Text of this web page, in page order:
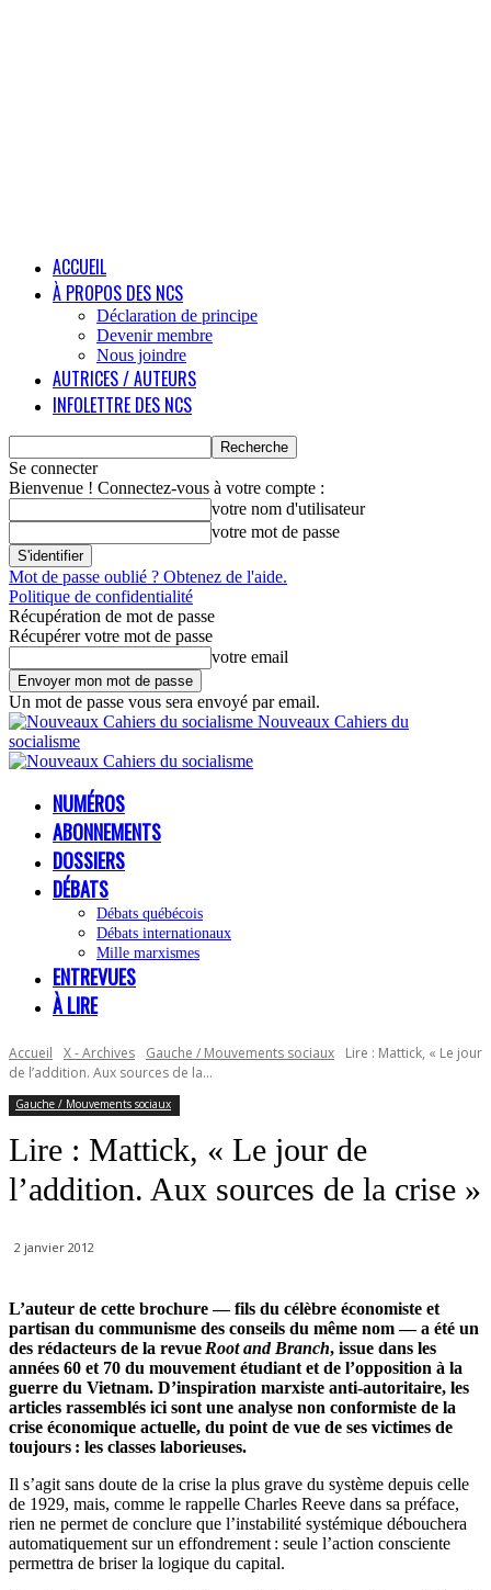
ACCUEIL
À PROPOS DES NCS
Déclaration de principe
Devenir membre
Nous joindre
AUTRICES / AUTEURS
INFOLETTRE DES NCS
Se connecter
Bienvenue ! Connectez-vous à votre compte :
votre nom d'utilisateur
votre mot de passe
Mot de passe oublié ? Obtenez de l'aide.
Politique de confidentialité
Récupération de mot de passe
Récupérer votre mot de passe
votre email
Un mot de passe vous sera envoyé par email.
Nouveaux Cahiers du
socialisme
NUMÉROS
ABONNEMENTS
DOSSIERS
DÉBATS
Débats québécois
Débats internationaux
Mille marxismes
ENTREVUES
À LIRE
Accueil X - Archives Gauche / Mouvements sociaux
Lire : Mattick, « Le jour
de l’addition. Aux sources de la...
Gauche / Mouvements sociaux
Lire : Mattick, « Le jour de
l’addition. Aux sources de la crise »
2 janvier 2012
L’auteur de cette brochure — fils du célèbre économiste et
partisan du communisme des conseils du même nom — a été un
des rédacteurs de la revue Root and Branch, issue dans les
années 60 et 70 du mouvement étudiant et de l’opposition à la
guerre du Vietnam. D’inspiration marxiste anti-autoritaire, les
articles rassemblés ici sont une analyse non conformiste de la
crise économique actuelle, du point de vue de ses victimes de
toujours : les classes laborieuses.
Il s’agit sans doute de la crise la plus grave du système depuis celle
de 1929, mais, comme le rappelle Charles Reeve dans sa préface,
rien ne permet de conclure que l’instabilité systémique débouchera
automatiquement sur un effondrement : seule l’action consciente
permettra de briser la logique du capital.